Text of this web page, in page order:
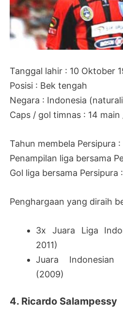
Tanggal lahir : 10 Oktober
Posisi : Bek tengah
Negara : Indonesia
Caps / gol timnas : 14 main
Tahun membela Persipura :
Penampilan liga bersama
Gol liga bersama Persipura
Penghargaan yang diraih
3x Juara Liga
2011)
Juara Indonesian
(2009)
4. Ricardo Salampessy